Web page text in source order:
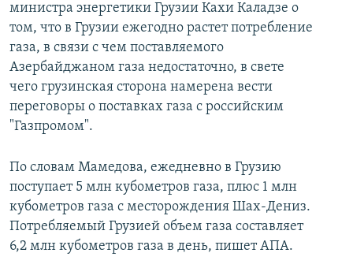
министра энергетики Грузии Кахи Каладзе о
том, что в Грузии ежегодно растет потребление
газа, в связи с чем поставляемого
Азербайджаном газа недостаточно, в свете
чего грузинская сторона намерена вести
переговоры о поставках газа с российским
"Газпромом".
По словам Мамедова, ежедневно в Грузию
поступает 5 млн кубометров газа, плюс 1 млн
кубометров газа с месторождения Шах-Дениз.
Потребляемый Грузией объем газа составляет
6,2 млн кубометров газа в день, пишет АПА.